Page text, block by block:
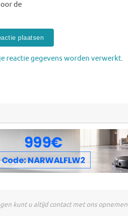
de
reactie gegevens worden verwerkt.
kunt u altijd contact met ons opnemen